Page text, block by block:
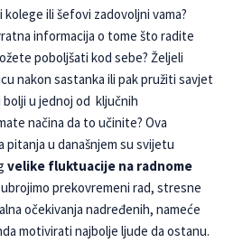
kolege ili šefovi zado­voljni vama?
in­formacija o tome što radite
poboljšati kod sebe? Željeli
nakon sastanka ili pak pružiti savjet
u jednoj od ključnih
načina da to uči­nite? Ova
pitanja u današnjem su svijetu
velike fluktuacije na radnome
preko­vremeni rad, stresne
oče­kivanja nadređenih, nameće
motivirati najbolje ljude da ostanu.